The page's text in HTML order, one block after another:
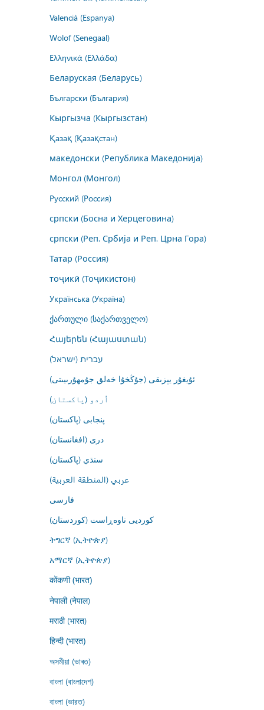
Valencià (Espanya)
Wolof (Senegaal)
Ελληνικά (Ελλάδα)
Беларуская (Беларусь)
Български (България)
Кыргызча (Кыргызстан)
Қазақ (Қазақстан)
македонски (Република Македонија)
Монгол (Монгол)
Русский (Россия)
српски (Босна и Херцеговина)
српски (Реп. Србија и Реп. Црна Гора)
Татар (Россия)
тоҷикӣ (Тоҷикистон)
Українська (Україна)
ქართული (საქართველო)
Հայերեն (Հայաստան)
עברית (ישראל)
ئۇيغۇر يېزىقى (جۇڭخۇا خەلق جۇمھۇرىيىتى)
اُردو (پاکستان)
پنجابی (پاکستان)
درى (افغانستان)
سنڌي (پاکستان)
عربي (المنطقة العربية)
فارسى
کوردیی ناوەڕاست (کوردستان)
ትግርኛ (ኢትዮጵያ)
አማርኛ (ኢትዮጵያ)
कोंकणी (भारत)
नेपाली (नेपाल)
मराठी (भारत)
हिन्दी (भारत)
অসমীয়া (ভাৰত)
বাংলা (বাংলাদেশ)
বাংলা (ভারত)